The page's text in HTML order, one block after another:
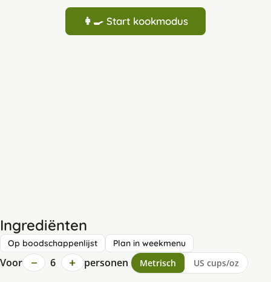
👩‍🍳 Start kookmodus
Ingrediënten
Op boodschappenlijst Plan in weekmenu
Voor − 6 + personen Metrisch US cups/oz